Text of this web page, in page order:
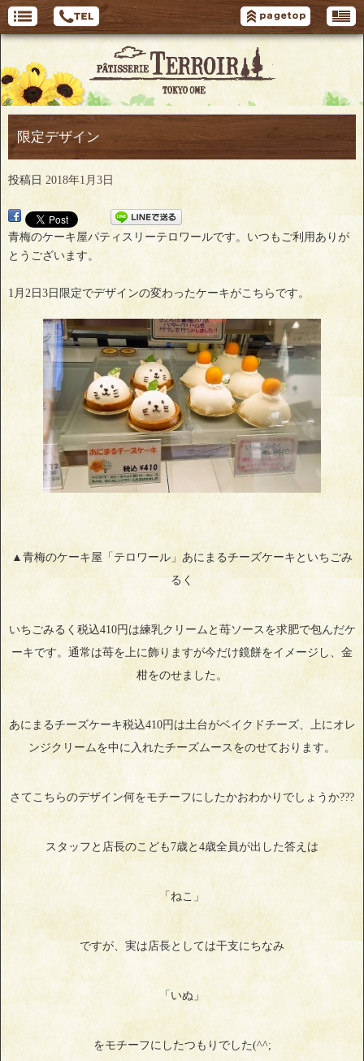
限定デザイン
投稿日 2018年1月3日
青梅のケーキ屋パティスリーテロワールです。いつもご利用ありが
とうございます。
1月2日3日限定でデザインの変わったケーキがこちらです。
▲青梅のケーキ屋「テロワール」あにまるチーズケーキといちごみ
るく
いちごみるく税込410円は練乳クリームと苺ソースを求肥で包んだケ
ーキです。通常は苺を上に飾りますが今だけ鏡餅をイメージし、金
柑をのせました。
あにまるチーズケーキ税込410円は土台がベイクドチーズ、上にオレ
ンジクリームを中に入れたチーズムースをのせております。
さてこちらのデザイン何をモチーフにしたかおわかりでしょうか???
スタッフと店長のこども7歳と4歳全員が出した答えは
「ねこ」
ですが、実は店長としては干支にちなみ
「いぬ」
をモチーフにしたつもりでした(^^;